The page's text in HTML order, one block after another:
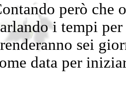
però che
i tempi
sei
data per